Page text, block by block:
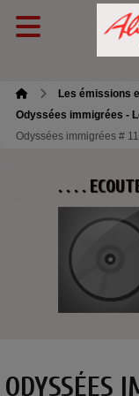
Les émissions
Odyssées immigrées -
Odyssées immigrées #
. . . .
ODYSSÉES